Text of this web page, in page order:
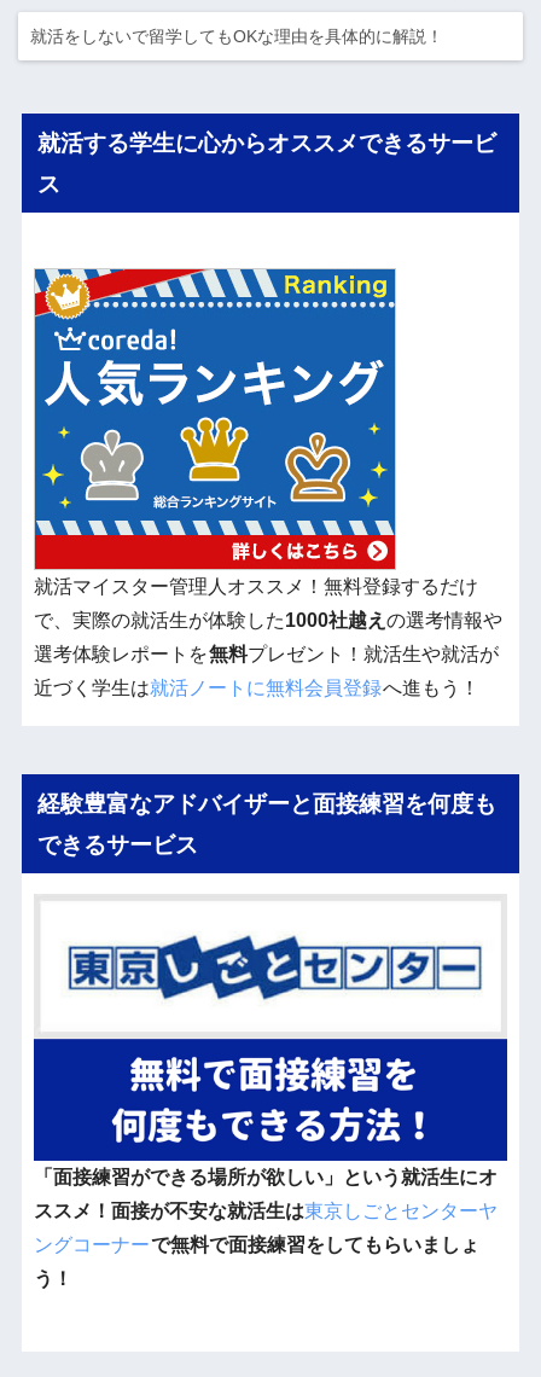
就活をしないで留学してもOKな理由を具体的に解説！
就活する学生に心からオススメできるサービ
ス
就活マイスター管理人オススメ！無料登録するだけ
で、実際の就活生が体験した1000社越え の選考情報や
選考体験レポートを無料プレゼント！就活生や就活が
近づく学生は就活ノートに無料会員登録へ進もう！
経験豊富なアドバイザーと面接練習を何度も
できるサービス
「面接練習ができる場所が欲しい」という就活生にオ
ススメ！面接が不安な就活生は東京しごとセンターヤ
ングコーナーで無料で面接練習をしてもらいましょ
う！